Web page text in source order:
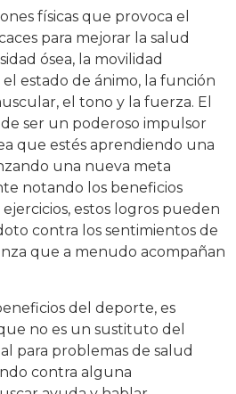
físicas que provoca el
para mejorar la salud
ósea, la movilidad
estado de ánimo, la función
el tono y la fuerza. El
ser un poderoso impulsor
que estés aprendiendo una
una nueva meta
notando los beneficios
estos logros pueden
contra los sentimientos de
que a menudo acompañan
del deporte, es
no es un sustituto del
para problemas de salud
contra alguna